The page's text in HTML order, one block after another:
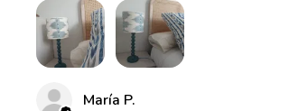
María P.